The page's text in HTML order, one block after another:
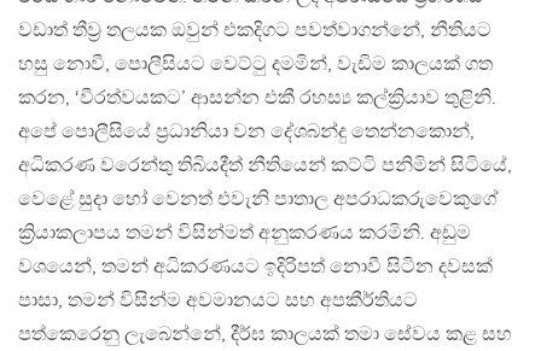
වඩාත් තීව්‍ර තලයක ඔවුන් එකදිගට පවත්වාගන්නේ, නීතියට
හසු නොවී, පොලීසියට වෙට්ටු දමමින්, වැඩිම කාලයක් ගත
කරන, ‘වීරත්වයකට’ ආසන්න එකී රහස්‍ය කල්ක්‍රියාව තුළිනි.
අපේ පොලීසියේ ප්‍රධානියා වන දේශබන්දු තෙන්නකොන්,
අධිකරණ වරෙන්තු තිබියදීත් නීතියෙන් කට්ටි පනිමින් සිටියේ,
වෙළේ සුදා හෝ වෙනත් එවැනි පාතාල අපරාධකරුවෙකුගේ
ක්‍රියාකලාපය තමන් විසින්මත් අනුකරණය කරමිනි. අඩුම
වශයෙන්, තමන් අධිකරණයට ඉදිරිපත් නොවී සිටින දවසක්
පාසා, තමන් විසින්ම අවමානයට සහ අපකීර්තියට
පත්කෙරෙනු ලැබෙන්නේ, දීර්ඝ කාලයක් තමා සේවය කළ සහ